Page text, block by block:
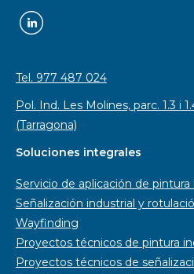
Tel. 977 487 024
Pol. Ind. Les Molines, parc. 1.3 i
(Tarragona)
Soluciones integrales
Servicio de aplicación de pintura
Señalización industrial y
Wayfinding
Proyectos técnicos de pintura
Proyectos técnicos de